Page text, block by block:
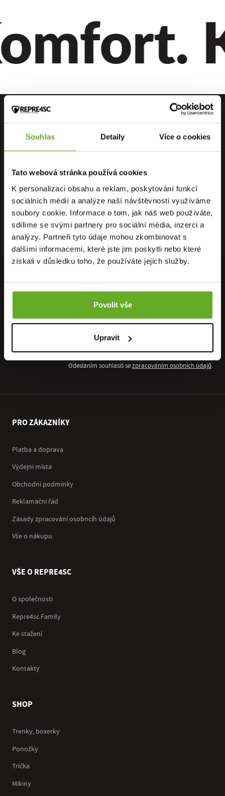
Souhlas Detaily Více o cookies
Tato webová stránka používá cookies
K personalizaci obsahu a reklam, poskytování funkcí
sociálních médií a analýze naší návštěvnosti využíváme
soubory cookie. Informace o tom, jak náš web používáte,
sdílíme se svými partnery pro sociální média, inzerci a
analýzy. Partneři tyto údaje mohou zkombinovat s
dalšími informacemi, které jste jim poskytli nebo které
získali v důsledku toho, že používáte jejich služby.
Povolit vše
Upravit
PŘÍMO OD
OSOBNÍ
DOPRAVA
RYCHLÉ
DORUČENÍ
ZÁRUKA
VRÁCENÍ
RECENZE
HEUREKA
PŘIPOJ SE K NAŠEMU NEWSLETTERU
Neunikne Ti nic z nejnovějších akcí, nabídek, slevových kupónů,
Odesláním souhlasíš sezpracováním osobních údajů.
PRO ZÁKAZNÍKY
Platba a doprava
Výdejní místa
Obchodní podmínky
Reklamační řád
Zásady zpracování osobncíh údajů
Vše o nákupu
VŠE O REPRE4SC
O společnosti
Repre4sc Family
Ke stažení
Blog
Kontakty
SHOP
Trenky, boxerky
Ponožky
Trička
Mikiny